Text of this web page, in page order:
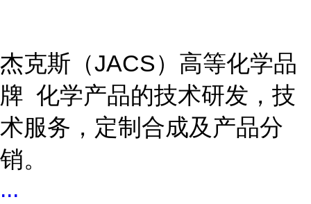
杰克斯（JACS）高等化学品
牌 化学产品的技术研发，技
术服务，定制合成及产品分
销。
...